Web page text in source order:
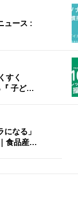
ュース :
すく
『 子ど…
なる」
食品産…